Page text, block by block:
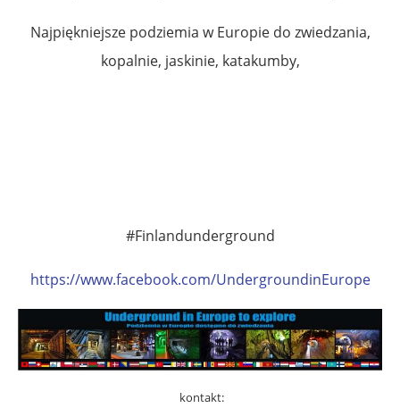
Najpiękniejsze podziemia w Europie do zwiedzania,
kopalnie, jaskinie, katakumby,
#Finlandunderground
https://www.facebook.com/UndergroundinEurope
kontakt: